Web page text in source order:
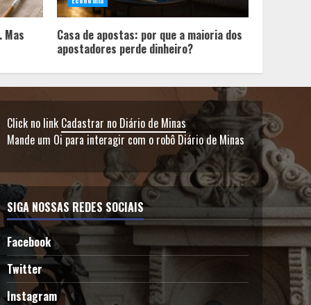
Mas
Casa de apostas: por que a maioria dos
apostadores perde dinheiro?
Click no link Cadastrar no Diário de Minas
Mande um Oi para interagir com o robô Diário de Minas
SIGA NOSSAS REDES SOCIAIS
Facebook
Twitter
Instagram